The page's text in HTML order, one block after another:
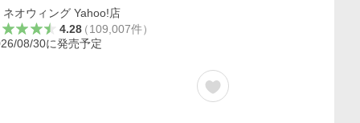
ネオウィング Yahoo!店
4.28（109,007件）
08/30に発売予定